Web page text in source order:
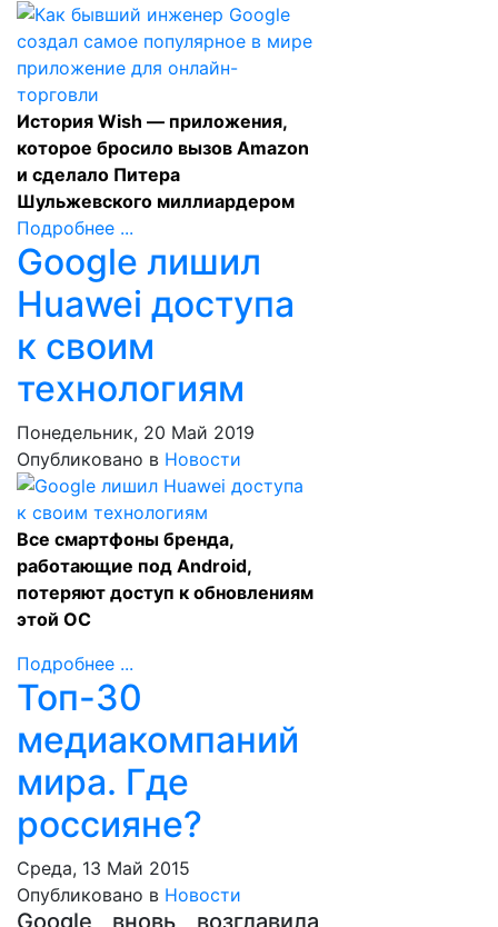
История Wish — приложения,
которое бросило вызов Amazon
и сделало Питера
Шульжевского миллиардером
Подробнее ...
Google лишил
Huawei доступа
к своим
технологиям
Понедельник, 20 Май 2019
Опубликовано в Новости
Все смартфоны бренда,
работающие под Android,
потеряют доступ к обновлениям
этой ОС
Подробнее ...
Топ-30
медиакомпаний
мира. Где
россияне?
Среда, 13 Май 2015
Опубликовано в Новости
Google вновь возглавила